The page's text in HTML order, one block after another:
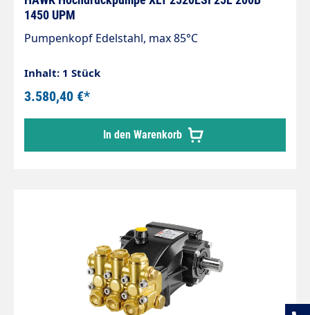
1450 UPM
Pumpenkopf Edelstahl, max 85°C
Inhalt: 1 Stück
3.580,40 €*
In den Warenkorb